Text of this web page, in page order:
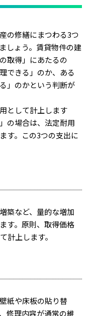
の修繕にまつわる3つ
しょう。賃貸物件の建
取得」にあたるの
できる」のか、ある
」のかという判断が
として計上します
の場合は、法定耐用
す。この3つの支出に
築など、量的な増加
す。原則、取得価格
計上します。
紙や床板の貼り替
修理内容が通常の維